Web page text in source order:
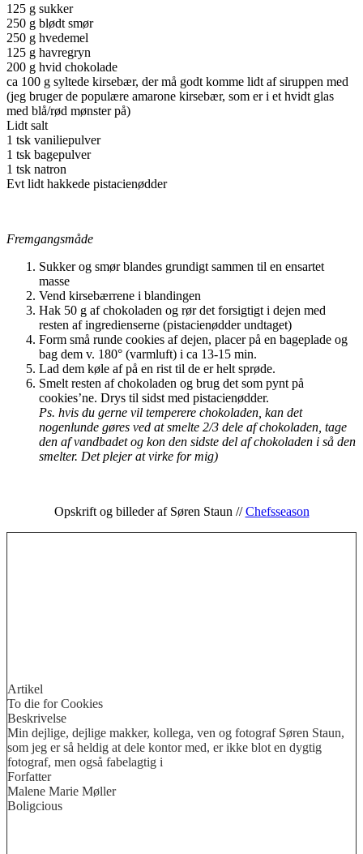
125 g sukker
250 g blødt smør
250 g hvedemel
125 g havregryn
200 g hvid chokolade
ca 100 g syltede kirsebær, der må godt komme lidt af siruppen med
(jeg bruger de populære amarone kirsebær, som er i et hvidt glas
med blå/rød mønster på)
Lidt salt
1 tsk vaniliepulver
1 tsk bagepulver
1 tsk natron
Evt lidt hakkede pistacienødder
Fremgangsmåde
Sukker og smør blandes grundigt sammen til en ensartet
masse
Vend kirsebærrene i blandingen
Hak 50 g af chokoladen og rør det forsigtigt i dejen med
resten af ingredienserne (pistacienødder undtaget)
Form små runde cookies af dejen, placer på en bageplade og
bag dem v. 180° (varmluft) i ca 13-15 min.
Lad dem køle af på en rist til de er helt sprøde.
Smelt resten af chokoladen og brug det som pynt på
cookies’ne. Drys til sidst med pistacienødder.
Ps. hvis du gerne vil temperere chokoladen, kan det
nogenlunde gøres ved at smelte 2/3 dele af chokoladen, tage
den af vandbadet og kon den sidste del af chokoladen i så den
smelter. Det plejer at virke for mig)
Opskrift og billeder af Søren Staun //Chefsseason
Artikel
To die for Cookies
Beskrivelse
Min dejlige, dejlige makker, kollega, ven og fotograf Søren Staun,
som jeg er så heldig at dele kontor med, er ikke blot en dygtig
fotograf, men også fabelagtig i
Forfatter
Malene Marie Møller
Boligcious